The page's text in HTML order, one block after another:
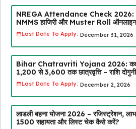
NREGA Attendance Check
NMMS हाजिरी और Muster Roll
Last Date To Apply: December 31, 2026
Bihar Chatravriti Yojana 2026:
₹1,200 से ₹3,600 तक छात्रवृत्ति – राशि
Last Date To Apply: December 2, 2026
लाडली बहना योजना 2026 – रजिस्ट्रेशन,
₹1500 सहायता और लिस्ट चेक कैसे करें?